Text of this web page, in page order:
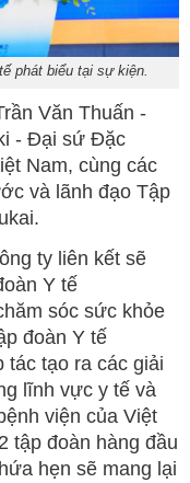
phát biểu tại sự kiện.
Văn Thuấn -
- Đại sứ Đặc
Nam, cùng các
và lãnh đạo Tập
ty liên kết sẽ
Y tế
sóc sức khỏe
đoàn Y tế
tác tạo ra các giải
lĩnh vực y tế và
viện của Việt
tập đoàn hàng đầu
hẹn sẽ mang lại